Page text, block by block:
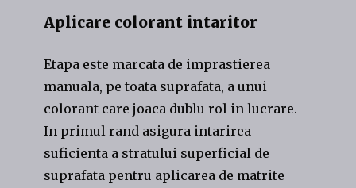
Aplicare colorant intaritor
Etapa este marcata de imprastierea
manuala, pe toata suprafata, a unui
colorant care joaca dublu rol in lucrare.
In primul rand asigura intarirea
suficienta a stratului superficial de
suprafata pentru aplicarea de matrite